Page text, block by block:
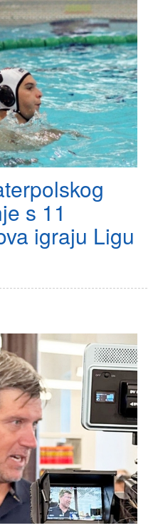
s 11
igraju Ligu